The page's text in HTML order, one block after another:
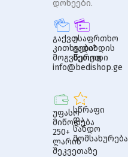
დონეები.
გაქვთ
კითხვები?
მოგვწერეთ
info@bedishop.ge
უსაფრთხო
გადახდის
მეთოდი
უფასო
მიწოდება
250+
ლარის
შეკვეთაზე
სწრაფი
და
სანდო
მომსახურება